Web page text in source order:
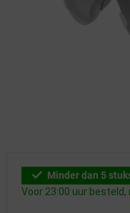
Minder dan 5
Voor 23:00 uur besteld,